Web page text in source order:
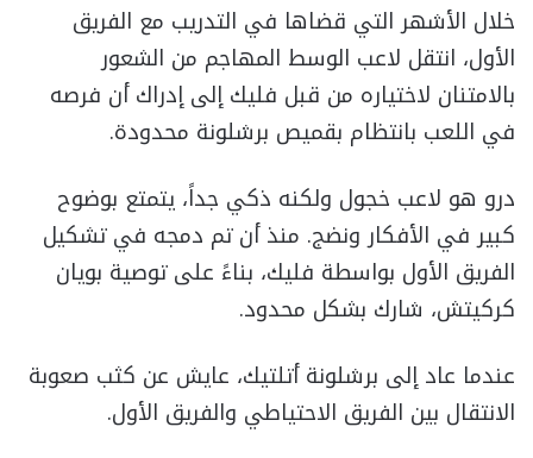
خلال الأشهر التي قضاها في التدريب مع الفريق
الأول، انتقل لاعب الوسط المهاجم من الشعور
بالامتنان لاختياره من قبل فليك إلى إدراك أن فرصه
في اللعب بانتظام بقميص برشلونة محدودة.
درو هو لاعب خجول ولكنه ذكي جداً، يتمتع بوضوح
كبير في الأفكار ونضج. منذ أن تم دمجه في تشكيل
الفريق الأول بواسطة فليك، بناءً على توصية بويان
كركيتش، شارك بشكل محدود.
عندما عاد إلى برشلونة أتلتيك، عايش عن كثب صعوبة
الانتقال بين الفريق الاحتياطي والفريق الأول.